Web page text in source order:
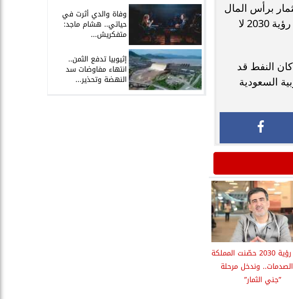
الاستثمار برأس المال
البشري، موضحاً: "الاستثمار في معاهد التعدين وتخريج الكفاءات الوطنية يؤكد أن رؤية 2030 لا
النفط قد
السعودية
شقير”: رؤية 2030 حصّنت المملكة
وندخل مرحلة
”جني الثمار”
وفاة والدي أثرت في
حياتي.. هشام ماجد:
متفكريش...
إثيوبيا تدفع الثمن..
انتهاء مفاوضات سد
النهضة وتحذير...